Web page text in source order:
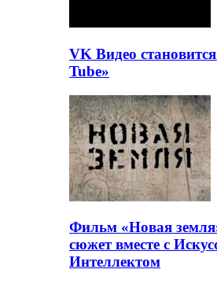
VK Видео
Tube»
Фильм «Новая
сюжет вместе с
Интеллектом